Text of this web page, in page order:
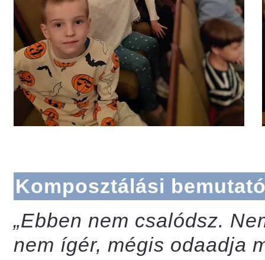
Komposztálási
„Ebben nem csalódsz.
nem ígér, mégis odaadja